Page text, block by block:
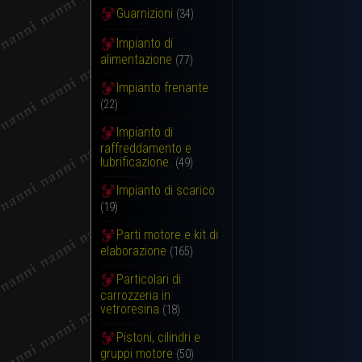
Guarnizioni (34)
Impianto di
alimentazione (77)
Impianto frenante
(22)
Impianto di
raffreddamento e
lubrificazione. (49)
Impianto di scarico
(19)
Parti motore e kit di
elaborazione (165)
Particolari di
carrozzeria in
vetroresina (18)
Pistoni, cilindri e
gruppi motore (50)